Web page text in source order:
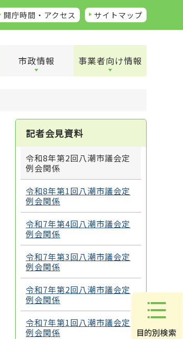
開庁時間・アクセス サイトマップ
市政情報 事業者向け情報
記者会見資料
令和8年第2回八潮市議会定
例会関係
令和8年第1回八潮市議会定
例会関係
令和7年第4回八潮市議会定
例会関係
令和7年第3回八潮市議会定
例会関係
令和7年第2回八潮市議会定
例会関係
令和7年第1回八潮市議会定
例会関係